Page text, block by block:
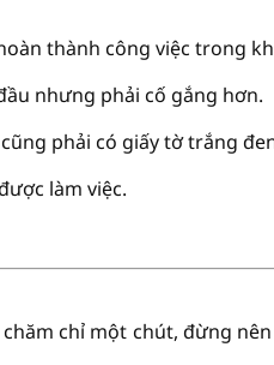
thành công việc trong
nhưng phải cố gắng hơn.
phải có giấy tờ trắng
làm việc.
chỉ một chút, đừng